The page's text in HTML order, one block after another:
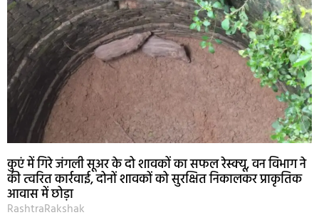
कुएं में गिरे जंगली सूअर के दो शावकों का सफल रेस्क्यू, वन विभाग ने
की त्वरित कार्रवाई, दोनों शावकों को सुरक्षित निकालकर प्राकृतिक
आवास में छोड़ा
RashtraRakshak